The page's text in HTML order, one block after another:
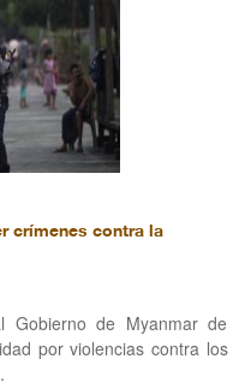
crímenes contra la
Gobierno de Myanmar de
por violencias contra los